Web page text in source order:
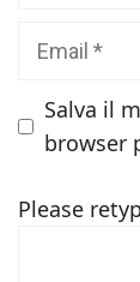
Salva il
browser
Please